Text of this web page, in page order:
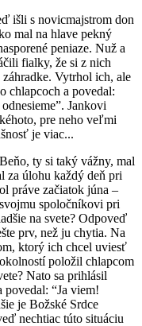
išli s novicmajstrom don
mal na hlave pekný
peniaze. Nuž a
fialky, že si z nich
Vytrhol ich, ale
chlapcoch a povedal:
Jankovi
pre neho veľmi
je viac...
ty si taký vážny, mal
za úlohu každý deň pri
práve začiatok júna –
spoločníkovi pri
na svete? Odpoveď
prv, než ju chytia. Na
ktorý ich chcel uviesť
položil chlapcom
Nato sa prihlásil
“Ja viem!
je Božské Srdce
nechtiac túto situáciu